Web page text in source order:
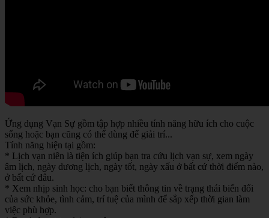
Ứng dụng Vạn Sự gồm tập hợp nhiều tính năng hữu ích cho cuộc
sống hoặc bạn cũng có thể dùng để giải trí...
Tính năng hiện tại gồm:
* Lịch vạn niên là tiện ích giúp bạn tra cứu lịch vạn sự, xem ngày
âm lịch, ngày dương lịch, ngày tốt, ngày xấu ở bất cứ thời điểm nào,
ở bất cứ đâu.
* Xem nhịp sinh học: cho bạn biết thông tin về trạng thái biến đổi
của sức khỏe, tình cảm, trí tuệ của mình để sắp xếp thời gian làm
việc phù hợp.